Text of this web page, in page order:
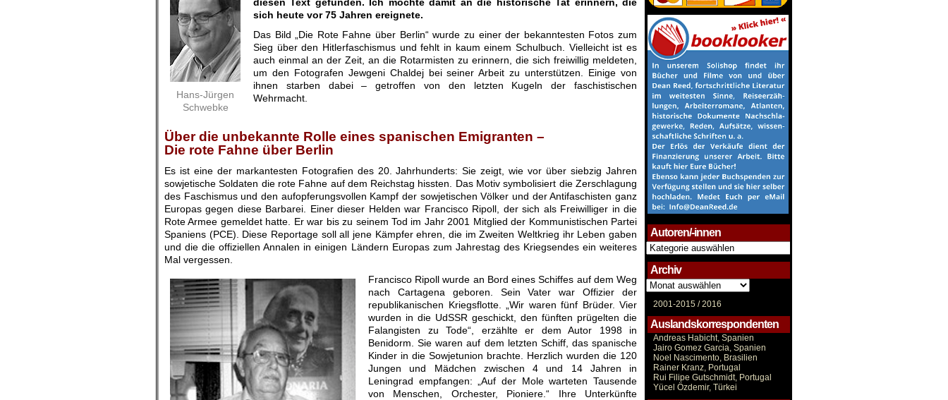
Hans-Jürgen
Schwebke
sich heute vor 75 Jahren ereignete.
Das Bild „Die Rote Fahne über Berlin“ wurde zu einer der bekanntesten Fotos zum
Sieg über den Hitlerfaschismus und fehlt in kaum einem Schulbuch. Vielleicht ist es
auch einmal an der Zeit, an die Rotarmisten zu erinnern, die sich freiwillig meldeten,
um den Fotografen Jewgeni Chaldej bei seiner Arbeit zu unterstützen. Einige von
ihnen starben dabei – getroffen von den letzten Kugeln der faschistischen
Wehrmacht.
Über die unbekannte Rolle eines spanischen Emigranten –
Die rote Fahne über Berlin
Es ist eine der markantesten Fotografien des 20. Jahrhunderts: Sie zeigt, wie vor über siebzig Jahren
sowjetische Soldaten die rote Fahne auf dem Reichstag hissten. Das Motiv symbolisiert die Zerschlagung
des Faschismus und den aufopferungsvollen Kampf der sowjetischen Völker und der Antifaschisten ganz
Europas gegen diese Barbarei. Einer dieser Helden war Francisco Ripoll, der sich als Freiwilliger in die
Rote Armee gemeldet hatte. Er war bis zu seinem Tod im Jahr 2001 Mitglied der Kommunistischen Partei
Spaniens (PCE). Diese Reportage soll all jene Kämpfer ehren, die im Zweiten Weltkrieg ihr Leben gaben
und die die offiziellen Annalen in einigen Ländern Europas zum Jahrestag des Kriegsendes ein weiteres
Mal vergessen.
Francisco Ripoll wurde an Bord eines Schiffes auf dem Weg
nach Cartagena geboren. Sein Vater war Offizier der
republikanischen Kriegsflotte. „Wir waren fünf Brüder. Vier
wurden in die UdSSR geschickt, den fünften prügelten die
Falangisten zu Tode“, erzählte er dem Autor 1998 in
Benidorm. Sie waren auf dem letzten Schiff, das spanische
Kinder in die Sowjetunion brachte. Herzlich wurden die 120
Jungen und Mädchen zwischen 4 und 14 Jahren in
Leningrad empfangen: „Auf der Mole warteten Tausende
von Menschen, Orchester, Pioniere.“ Ihre Unterkünfte
Autoren/-innen
Autoren/-
innen
Archiv
Archiv
2001-2015 /2016
Auslandskorrespondenten
Andreas Habicht, Spanien
Jairo Gomez Garcia, Spanien
Noel Nascimento, Brasilien
Rainer Kranz, Portugal
Rui Filipe Gutschmidt, Portugal
Yücel Özdemir, Türkei